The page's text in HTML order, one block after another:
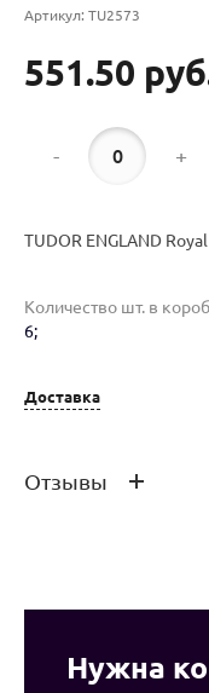
Артикул: TU2573
551.50
- +
TUDOR ENGLAND
Количество шт. в
6;
Доставка
Отзывы
Нужна